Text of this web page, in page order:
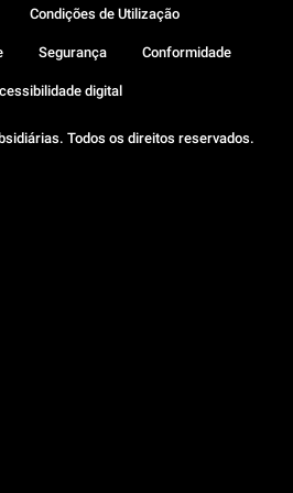
Todos os direitos reservados.
Condições de Utilização
Segurança Conformidade
digital